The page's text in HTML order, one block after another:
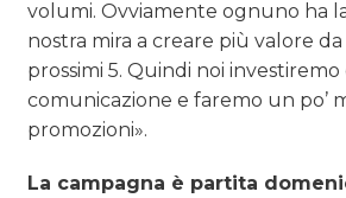
volumi. Ovviamente ognuno ha
nostra mira a creare più valore
prossimi 5. Quindi noi investiremo
comunicazione e faremo un po’
promozioni».
La campagna è partita